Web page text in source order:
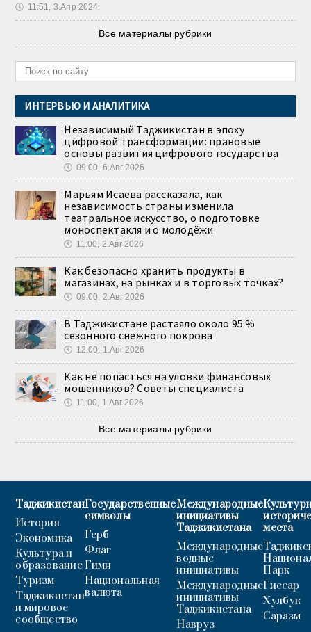
🕔 11:51, 3.Апр 2024
Все материалы рубрики
ИНТЕРВЬЮ И АНАЛИТИКА
Независимый Таджикистан в эпоху
цифровой трансформации: правовые
основы развития цифрового государства
🕔 09:00, 6.Авг 2026
Марьям Исаева рассказала, как
независимость страны изменила
театральное искусство, о подготовке
моноспектакля и о молодёжи
🕔 11:00, 2.Авг 2026
Как безопасно хранить продукты в
магазинах, на рынках и в торговых точках?
🕔 09:00, 2.Авг 2026
В Таджикистане растаяло около 95 %
сезонного снежного покрова
🕔 12:00, 1.Авг 2026
Как не попасться на уловки финансовых
мошенников? Советы специалиста
🕔 11:00, 1.Авг 2026
Все материалы рубрики
Таджикистан
История
Экономика
Культура и
образование
Туризм
Таджикистан
и мировое
сообщество
Государственные
символы
Герб
Флаг
Гимн
Национальная
валюта
Международные
инициативы
Таджикистана
Международные
водные
инициативы
Международные
инициативы
Таджикистана
Навруз
места
Парк
Гиссар
Хулбук
Саразм